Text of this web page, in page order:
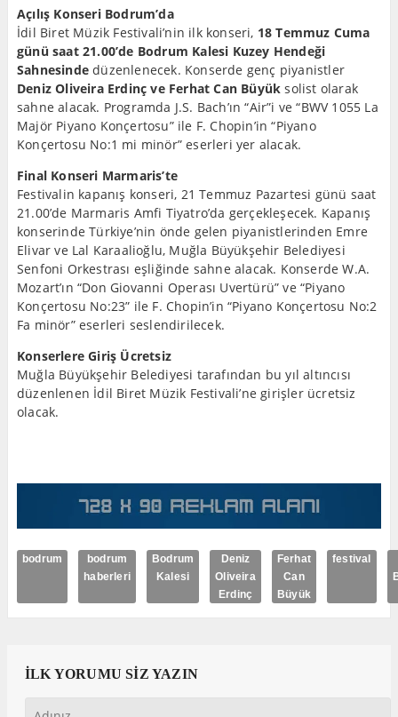
Açılış Konseri Bodrum’da
İdil Biret Müzik Festivali’nin ilk konseri, 18 Temmuz Cuma
günü saat 21.00’de Bodrum Kalesi Kuzey Hendeği
Sahnesinde düzenlenecek. Konserde genç piyanistler
Deniz Oliveira Erdinç ve Ferhat Can Büyük solist olarak
sahne alacak. Programda J.S. Bach’ın “Air”i ve “BWV 1055 La
Majör Piyano Konçertosu” ile F. Chopin’in “Piyano
Konçertosu No:1 mi minör” eserleri yer alacak.
Final Konseri Marmaris’te
Festivalin kapanış konseri, 21 Temmuz Pazartesi günü saat
21.00’de Marmaris Amfi Tiyatro’da gerçekleşecek. Kapanış
konserinde Türkiye’nin önde gelen piyanistlerinden Emre
Elivar ve Lal Karaalioğlu, Muğla Büyükşehir Belediyesi
Senfoni Orkestrası eşliğinde sahne alacak. Konserde W.A.
Mozart’ın “Don Giovanni Operası Uvertürü” ve “Piyano
Konçertosu No:23” ile F. Chopin’in “Piyano Konçertosu No:2
Fa minör” eserleri seslendirilecek.
Konserlere Giriş Ücretsiz
Muğla Büyükşehir Belediyesi tarafından bu yıl altıncısı
düzenlenen İdil Biret Müzik Festivali’ne girişler ücretsiz
olacak.
bodrum
bodrum
haberleri
Bodrum
Kalesi
Deniz
Oliveira
Erdinç
Ferhat
Can
Büyük
festival
İLK YORUMU SİZ YAZIN